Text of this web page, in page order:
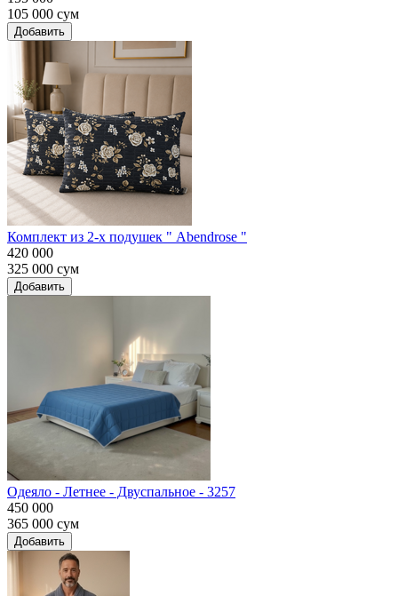
105 000 сум
Добавить
Комплект из 2-х подушек " Abendrose "
420 000
325 000 сум
Добавить
Одеяло - Летнее - Двуспальное - 3257
450 000
365 000 сум
Добавить